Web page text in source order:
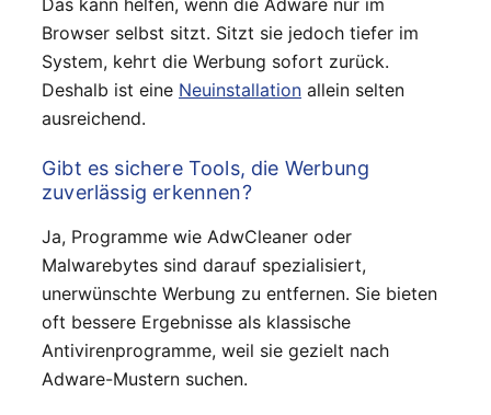
Das kann helfen, wenn die Adware nur im
Browser selbst sitzt. Sitzt sie jedoch tiefer im
System, kehrt die Werbung sofort zurück.
Deshalb ist eine Neuinstallation allein selten
ausreichend.
Gibt es sichere Tools, die Werbung
zuverlässig erkennen?
Ja, Programme wie AdwCleaner oder
Malwarebytes sind darauf spezialisiert,
unerwünschte Werbung zu entfernen. Sie bieten
oft bessere Ergebnisse als klassische
Antivirenprogramme, weil sie gezielt nach
Adware-Mustern suchen.